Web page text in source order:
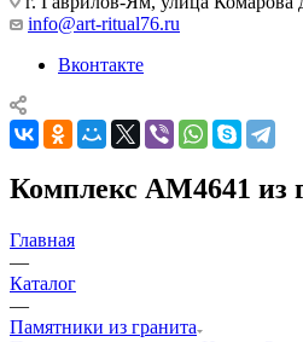
info@art-ritual76.ru
Вконтакте
Комплекс AM4641 из
Главная
—
Каталог
—
Памятники из гранита